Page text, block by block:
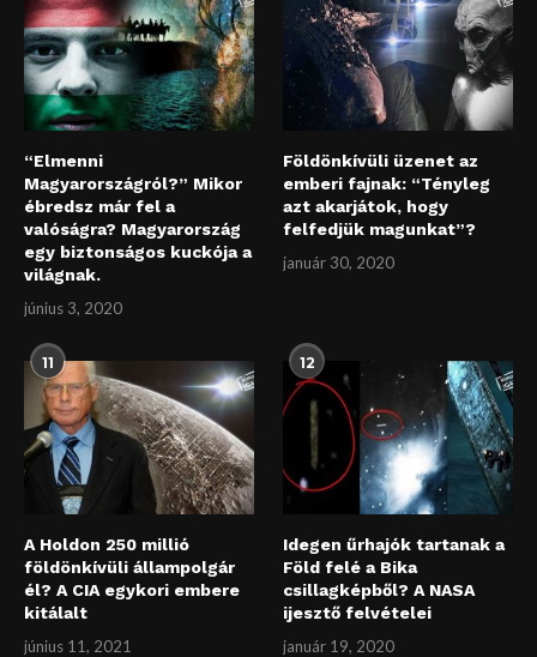
“Elmenni
Magyarországról?” Mikor
ébredsz már fel a
valóságra? Magyarország
egy biztonságos kuckója a
világnak.
június 3, 2020
Földönkívüli üzenet az
emberi fajnak: “Tényleg
azt akarjátok, hogy
felfedjük magunkat”?
január 30, 2020
11
A Holdon 250 millió
földönkívüli állampolgár
él? A CIA egykori embere
kitálalt
június 11, 2021
12
Idegen űrhajók tartanak a
Föld felé a Bika
csillagképből? A NASA
ijesztő felvételei
január 19, 2020